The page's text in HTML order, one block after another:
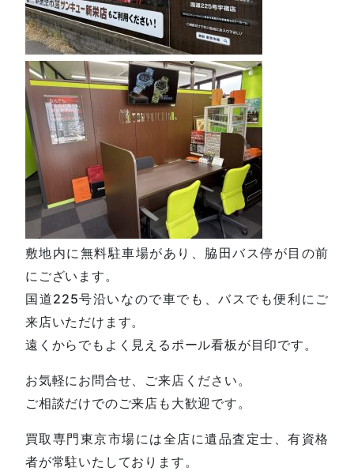
敷地内に無料駐車場があり、脇田バス停が目の前
にございます。
国道225号沿いなので車でも、バスでも便利にご
来店いただけます。
遠くからでもよく見えるポール看板が目印です。
お気軽にお問合せ、ご来店ください。
ご相談だけでのご来店も大歓迎です。
買取専門東京市場には全店に遺品査定士、有資格
者が常駐いたしております。